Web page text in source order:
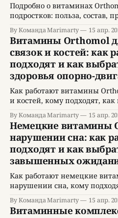
Подробно о витаминах
подростков: польза, состав,
выбора и советы родителям.
By Команда Marimarty 15 апр.
Витамины Orthomol
связок и костей: как
подходят и как
здоровья опорно-
Как работают витамины
и костей, кому подходят,
критериям выбирать
By Команда Marimarty 15 апр.
Немецкие витамины
нарушении сна: как
подходят и как
завышенных
Как работают немецкие
нарушении сна, кому
каким критериям выбирать
By Команда Marimarty 15 апр.
Витаминные